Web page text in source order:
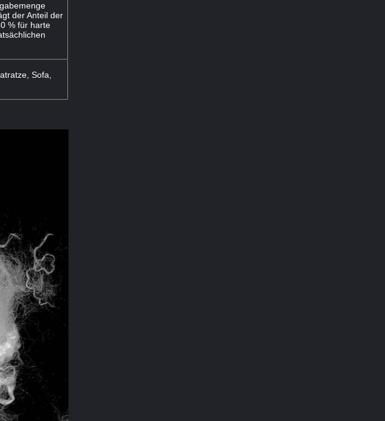
der Anteil der
% für harte
Sofa,